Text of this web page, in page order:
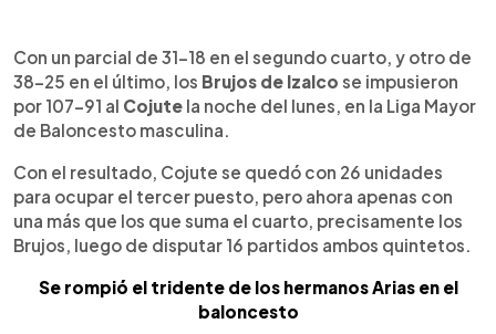
Escuchar artículo
Con un parcial de 31-18 en el segundo cuarto, y otro de
38-25 en el último, los Brujos de Izalco se impusieron
por 107-91 al Cojute la noche del lunes, en la Liga Mayor
de Baloncesto masculina.
Con el resultado, Cojute se quedó con 26 unidades
para ocupar el tercer puesto, pero ahora apenas con
una más que los que suma el cuarto, precisamente los
Brujos, luego de disputar 16 partidos ambos quintetos.
Se rompió el tridente de los hermanos Arias en el
baloncesto